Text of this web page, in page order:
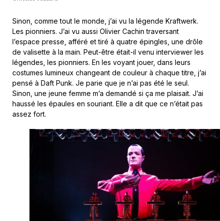
Sinon, comme tout le monde, j’ai vu la légende Kraftwerk.
Les pionniers. J’ai vu aussi Olivier Cachin traversant
l’espace presse, afféré et tiré à quatre épingles, une drôle
de valisette à la main. Peut-être était-il venu interviewer les
légendes, les pionniers. En les voyant jouer, dans leurs
costumes lumineux changeant de couleur à chaque titre, j’ai
pensé à Daft Punk. Je parie que je n’ai pas été le seul.
Sinon, une jeune femme m’a demandé si ça me plaisait. J’ai
haussé les épaules en souriant. Elle a dit que ce n’était pas
assez fort.